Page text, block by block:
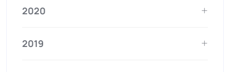
2020
2019